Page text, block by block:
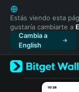
English
日本語
Tiếng Việt
Русский
Español
Türkçe
Italiano
Estás viendo esta
gustaría cambiarte a
Cambia a
English